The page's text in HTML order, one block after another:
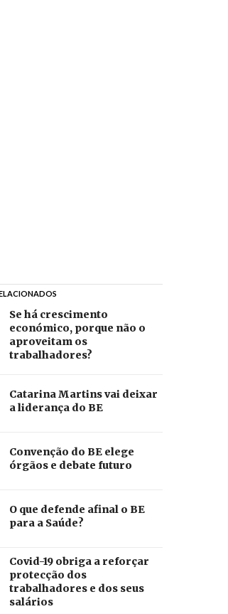
Se há crescimento
económico, porque não o
aproveitam os
trabalhadores?
Catarina Martins vai deixar
a liderança do BE
Convenção do BE elege
órgãos e debate futuro
O que defende afinal o BE
para a Saúde?
Covid-19 obriga a reforçar
protecção dos
trabalhadores e dos seus
salários